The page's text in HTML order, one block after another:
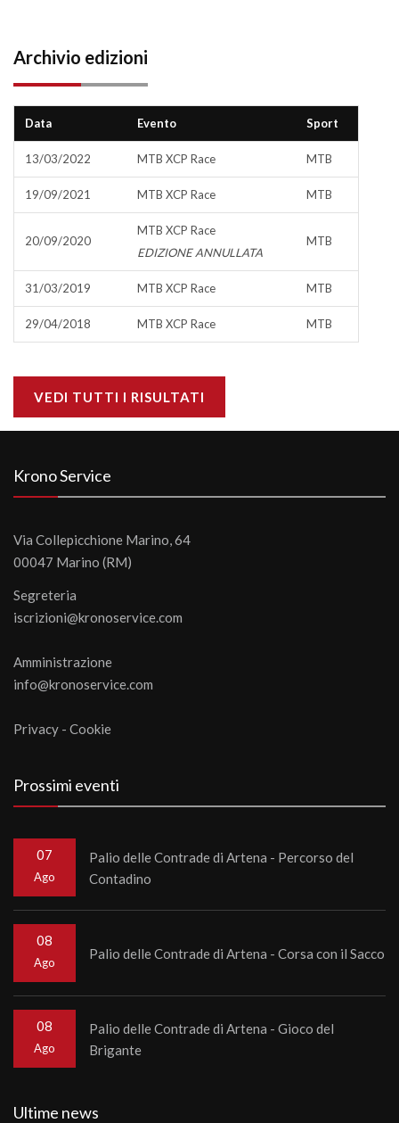
Archivio edizioni
Data Evento Sport
13/03/2022 MTB XCP Race MTB
19/09/2021 MTB XCP Race MTB
20/09/2020
MTB XCP Race
EDIZIONE ANNULLATA
MTB
31/03/2019 MTB XCP Race MTB
29/04/2018 MTB XCP Race MTB
VEDI TUTTI I RISULTATI
Krono Service
Via Collepicchione Marino, 64
00047 Marino (RM)
Segreteria
iscrizioni@kronoservice.com
Amministrazione
info@kronoservice.com
Privacy - Cookie
Prossimi eventi
07
Ago
Palio delle Contrade di Artena - Percorso del
Contadino
08
Ago
Palio delle Contrade di Artena - Corsa con il Sacco
08
Ago
Palio delle Contrade di Artena - Gioco del
Brigante
Ultime news